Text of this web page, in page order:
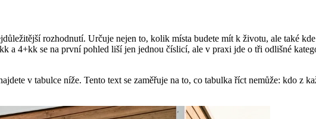
rozhodnutí. Určuje nejen to, kolik místa budete mít k životu, ale také
a 4+kk se na první pohled liší jen jednou číslicí, ale v praxi jde o tři odlišné
v tabulce níže. Tento text se zaměřuje na to, co tabulka říct nemůže: kdo z